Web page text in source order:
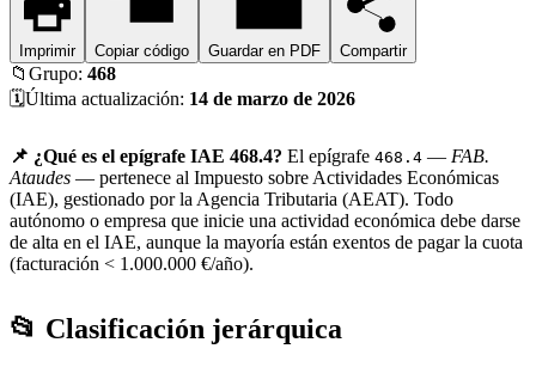
Imprimir Copiar código Guardar en PDF Compartir
📁 Grupo: 468
🗓️Última actualización: 14 de marzo de 2026
📌 ¿Qué es el epígrafe IAE 468.4? El epígrafe 468.4 — FAB.
Ataudes — pertenece al Impuesto sobre Actividades Económicas
(IAE), gestionado por la Agencia Tributaria (AEAT). Todo
autónomo o empresa que inicie una actividad económica debe darse
de alta en el IAE, aunque la mayoría están exentos de pagar la cuota
(facturación < 1.000.000 €/año).
📂 Clasificación jerárquica